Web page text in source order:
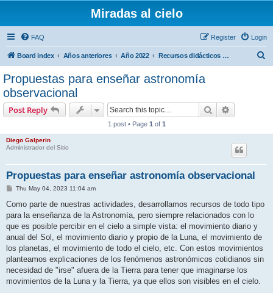
Miradas al cielo
FAQ Login
Register
Board index Años anteriores Año 2022 Recursos didácticos para docentes
Propuestas para enseñar astronomía
observacional
Post Reply Search
1 post • Page 1 of 1
Diego Galperin
Administrador del Sitio
Propuestas para enseñar astronomía observacional
P
s
Thu May 04, 2023 11:04 am
Como parte de nuestras actividades, desarrollamos recursos de todo tipo
para la enseñanza de la Astronomía, pero siempre relacionados con lo
que es posible percibir en el cielo a simple vista: el movimiento diario y
anual del Sol, el movimiento diario y propio de la Luna, el movimiento de
los planetas, el movimiento de todo el cielo, etc. Con estos movimientos
planteamos explicaciones de los fenómenos astronómicos cotidianos sin
necesidad de "irse" afuera de la Tierra para tener que imaginarse los
movimientos de la Luna y la Tierra, ya que ellos son visibles en el cielo.